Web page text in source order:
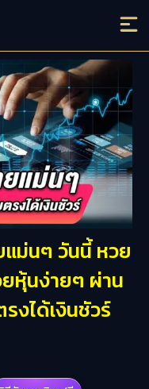
ม่นๆ วันนี้ หวย
หุ้นง่ายๆ ผ่าน
งได้เงินชัวร์